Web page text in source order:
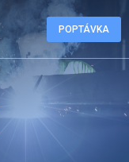
POPTÁVKA